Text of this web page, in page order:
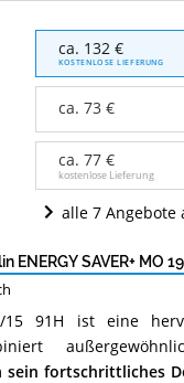
ENERGY
SAVER+
195/65/15
91H
Angebote:
dieser
195/65
R15
ca. 132 €
KOSTENLOSE LIEFERUNG
ca. 73 €
ca. 77 €
kostenlose Lieferung
alle 7 Angebote
ENERGY SAVER+ MO
15 91H ist eine
sein fortschrittliches